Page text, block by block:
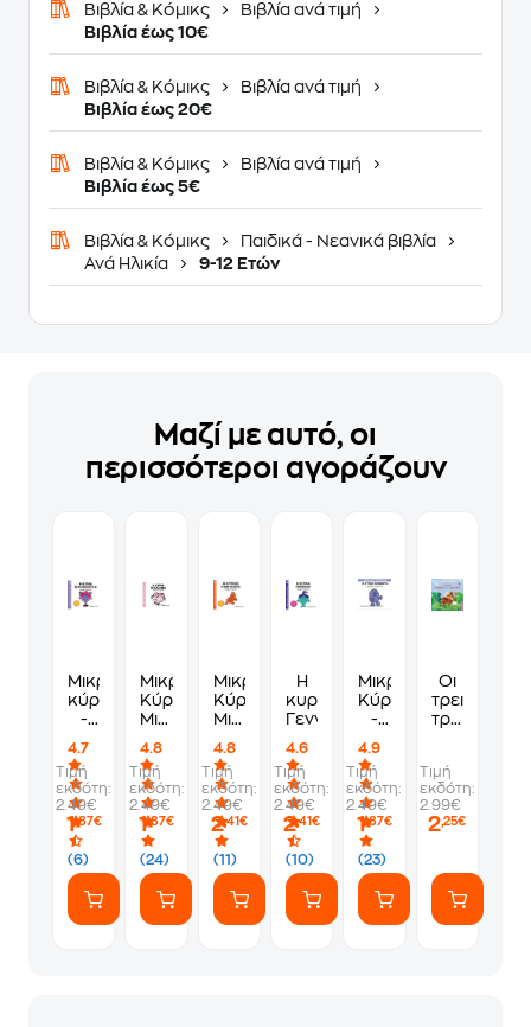
Βιβλία & Κόμικς
Βιβλία ανά τιμή
Βιβλία έως 10€
Βιβλία & Κόμικς
Βιβλία ανά τιμή
Βιβλία έως 20€
Βιβλία & Κόμικς
Βιβλία ανά τιμή
Βιβλία έως 5€
Βιβλία & Κόμικς
Παιδικά - Νεανικά βιβλία
Ανά Ηλικία
9-12 Ετών
Μαζί με αυτό, οι
περισσότεροι αγοράζουν
Μικροί
κύριοι
-
κυρίες:
Η
κυρία
Εκπληξούλα
4.7
(6)
Τιμή
εκδότη:
2.49€
1,87€
Μικροί
Κύριοι-
Μικρές
81-
Η
κυρία
Αγκαλίτσα
4.8
(24)
Τιμή
εκδότη:
2.49€
1,87€
Μικροί
Κύριοι-
Μικρές
Nο
96 -
Ο
κύριος
Καβγατζής
4.8
(11)
Τιμή
εκδότη:
2.49€
2,41€
Η
κυρία
Γενναία
4.6
(10)
Τιμή
εκδότη:
2.49€
2,41€
Μικροί
Κύριοι
-
Κυρίες
44-
Ο
κύριος
Γκρινιάρης
4.9
(23)
Τιμή
εκδότη:
2.49€
1,87€
Οι
τρεις
τράγοι
ξωτικό
Τιμή
εκδότη:
2.99€
2,25€